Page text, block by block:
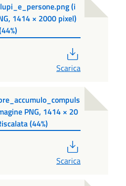
(i
1414 × 2000 pixel)
Scarica
PNG, 1414 × 20
(44%)
Scarica